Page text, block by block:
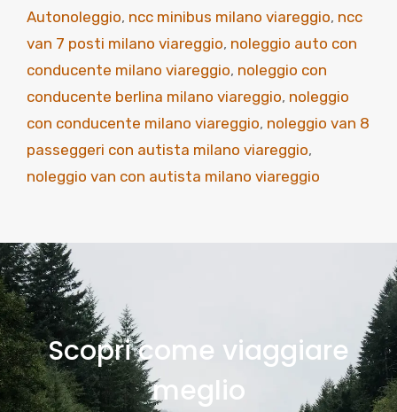
Autonoleggio, ncc minibus milano viareggio, ncc
van 7 posti milano viareggio, noleggio auto con
conducente milano viareggio, noleggio con
conducente berlina milano viareggio, noleggio
con conducente milano viareggio, noleggio van 8
passeggeri con autista milano viareggio,
noleggio van con autista milano viareggio
Scopri come viaggiare
meglio